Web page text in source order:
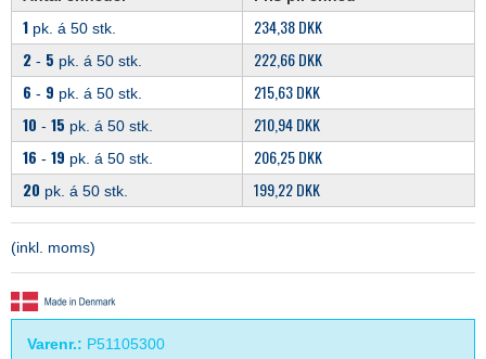
1 pk. á 50 stk.
234,38 DKK
2 - 5 pk. á 50 stk.
222,66 DKK
6 - 9 pk. á 50 stk.
215,63 DKK
10 - 15 pk. á 50 stk.
210,94 DKK
16 - 19 pk. á 50 stk.
206,25 DKK
20 pk. á 50 stk. 199,22 DKK
(inkl. moms)
Varenr.: P51105300